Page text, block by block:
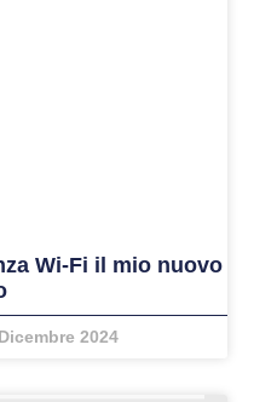
Wi-Fi il mio nuovo
2024